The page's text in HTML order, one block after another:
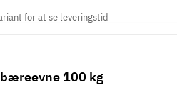
for at se leveringstid
100 kg